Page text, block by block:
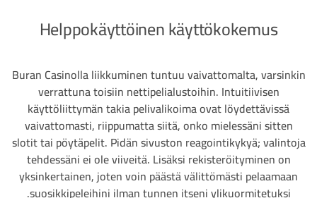
Helppokäyttöinen käyttökokemus
Buran Casinolla liikkuminen tuntuu vaivattomalta, varsinkin
verrattuna toisiin nettipelialustoihin. Intuitiivisen
käyttöliittymän takia pelivalikoima ovat löydettävissä
vaivattomasti, riippumatta siitä, onko mielessäni sitten
slotit tai pöytäpelit. Pidän sivuston reagointikykyä; valintoja
tehdessäni ei ole viiveitä. Lisäksi rekisteröityminen on
yksinkertainen, joten voin päästä välittömästi pelaamaan
suosikkipeleihini ilman tunnen itseni ylikuormitetuksi.